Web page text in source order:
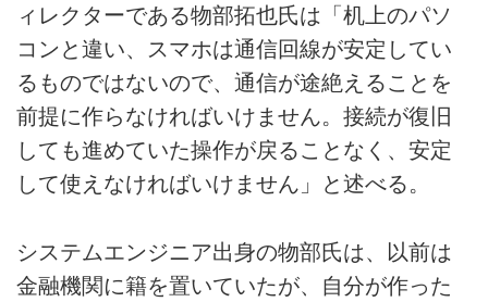
ィレクターである物部拓也氏は「机上のパソ
コンと違い、スマホは通信回線が安定してい
るものではないので、通信が途絶えることを
前提に作らなければいけません。接続が復旧
しても進めていた操作が戻ることなく、安定
して使えなければいけません」と述べる。
システムエンジニア出身の物部氏は、以前は
金融機関に籍を置いていたが、自分が作った